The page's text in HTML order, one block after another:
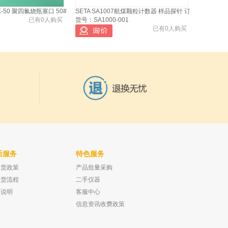
50 聚四氟烧瓶塞口 50#
已有0人购买
SETA SA1007航煤颗粒计数器 样品探针 订
货号：SA1000-001
已有0人购买
美国WHEATON 带刻度培养基瓶 硼硅玻璃
无色透明 250ml 盖垫LDPE
服务
政策
流程
明
特色服务
产品批量采购
二手仪器
客服中心
信息资讯收费政策